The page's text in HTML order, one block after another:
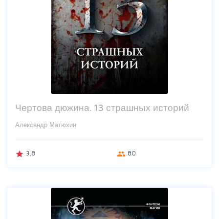
Чертова дюжина. 13 страшных историй
Александр Матюхин
grade 3,8 group 80